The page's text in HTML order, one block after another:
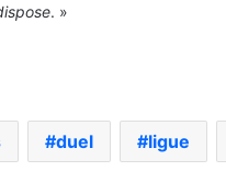
. »
duel ligue